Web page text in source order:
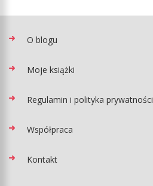
O blogu
Moje książki
Regulamin i polityka prywatności
Współpraca
Kontakt